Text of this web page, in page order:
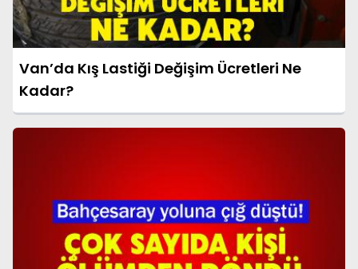
Van’da Kış Lastiği Değişim Ücretleri Ne
Kadar?